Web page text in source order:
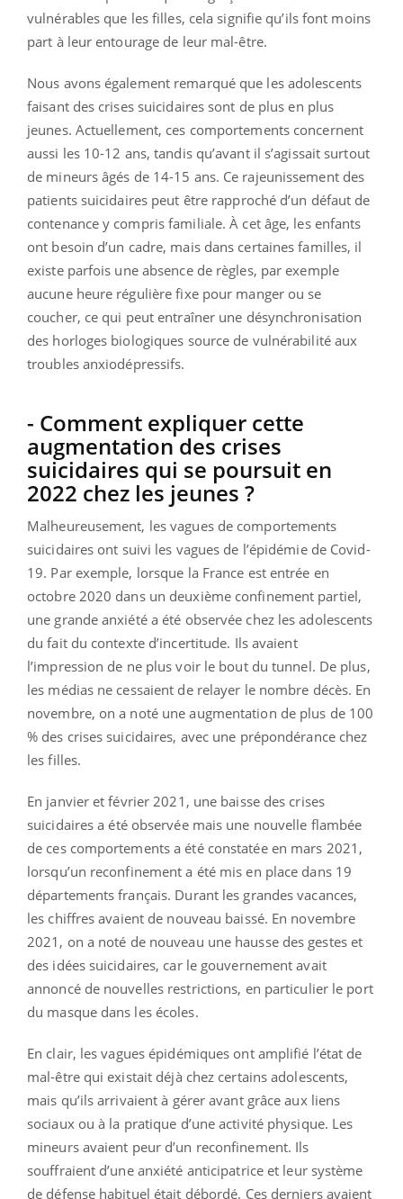
vulnérables que les filles, cela signifie qu’ils font moins
part à leur entourage de leur mal-être.
Nous avons également remarqué que les adolescents
faisant des crises suicidaires sont de plus en plus
jeunes. Actuellement, ces comportements concernent
aussi les 10-12 ans, tandis qu’avant il s’agissait surtout
de mineurs âgés de 14-15 ans. Ce rajeunissement des
patients suicidaires peut être rapproché d’un défaut de
contenance y compris familiale. À cet âge, les enfants
ont besoin d’un cadre, mais dans certaines familles, il
existe parfois une absence de règles, par exemple
aucune heure régulière fixe pour manger ou se
coucher, ce qui peut entraîner une désynchronisation
des horloges biologiques source de vulnérabilité aux
troubles anxiodépressifs.
- Comment expliquer cette
augmentation des crises
suicidaires qui se poursuit en
2022 chez les jeunes ?
Malheureusement, les vagues de comportements
suicidaires ont suivi les vagues de l’épidémie de Covid-
19. Par exemple, lorsque la France est entrée en
octobre 2020 dans un deuxième confinement partiel,
une grande anxiété a été observée chez les adolescents
du fait du contexte d’incertitude. Ils avaient
l’impression de ne plus voir le bout du tunnel. De plus,
les médias ne cessaient de relayer le nombre décès. En
novembre, on a noté une augmentation de plus de 100
% des crises suicidaires, avec une prépondérance chez
les filles.
En janvier et février 2021, une baisse des crises
suicidaires a été observée mais une nouvelle flambée
de ces comportements a été constatée en mars 2021,
lorsqu’un reconfinement a été mis en place dans 19
départements français. Durant les grandes vacances,
les chiffres avaient de nouveau baissé. En novembre
2021, on a noté de nouveau une hausse des gestes et
des idées suicidaires, car le gouvernement avait
annoncé de nouvelles restrictions, en particulier le port
du masque dans les écoles.
En clair, les vagues épidémiques ont amplifié l’état de
mal-être qui existait déjà chez certains adolescents,
mais qu’ils arrivaient à gérer avant grâce aux liens
sociaux ou à la pratique d’une activité physique. Les
mineurs avaient peur d’un reconfinement. Ils
souffraient d’une anxiété anticipatrice et leur système
de défense habituel était débordé. Ces derniers avaient